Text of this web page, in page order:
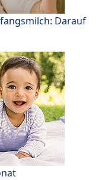
Darauf